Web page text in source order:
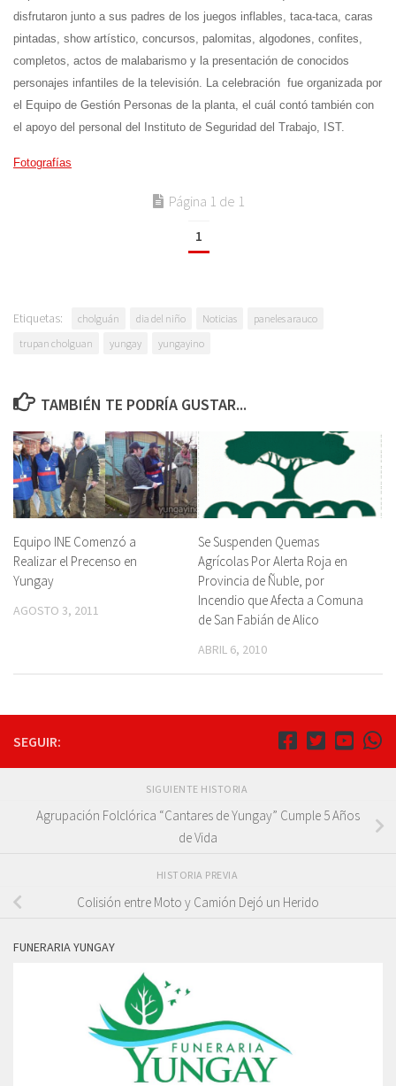
disfrutaron junto a sus padres de los juegos inflables, taca-taca, caras
pintadas, show artístico, concursos, palomitas, algodones, confites,
completos, actos de malabarismo y la presentación de conocidos
personajes infantiles de la televisión. La celebración fue organizada por
el Equipo de Gestión Personas de la planta, el cuál contó también con
el apoyo del personal del Instituto de Seguridad del Trabajo, IST.
Fotografías
Página 1 de 1
1
Etiquetas: cholguán dia del niño Noticias
paneles arauco
trupan cholguan
yungay yungayino
TAMBIÉN TE PODRÍA GUSTAR...
Equipo INE Comenzó a
Realizar el Precenso en
Yungay
AGOSTO 3, 2011
Se Suspenden Quemas
Agrícolas Por Alerta Roja en
Provincia de Ñuble, por
Incendio que Afecta a Comuna
de San Fabián de Alico
ABRIL 6, 2010
SEGUIR:
SIGUIENTE HISTORIA
Agrupación Folclórica “Cantares de Yungay” Cumple 5 Años
de Vida
HISTORIA PREVIA
Colisión entre Moto y Camión Dejó un Herido
FUNERARIA YUNGAY